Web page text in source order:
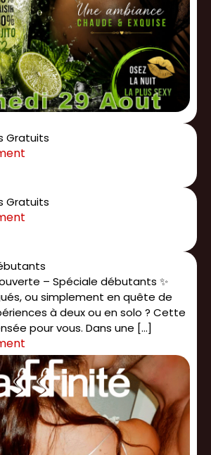
Gratuits
Gratuits
– Spéciale débutants ✨
ou simplement en quête de
à deux ou en solo ? Cette
pour vous. Dans une […]